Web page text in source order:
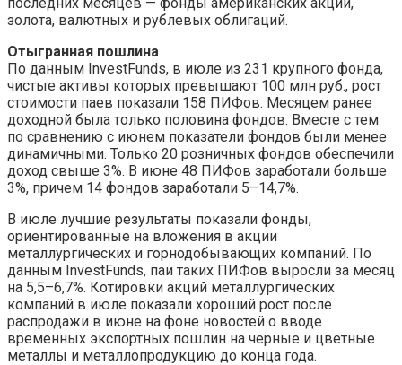
золота, валютных и рублевых облигаций.
Отыгранная пошлина
По данным InvestFunds, в июле из 231 крупного фонда,
чистые активы которых превышают 100 млн руб., рост
стоимости паев показали 158 ПИФов. Месяцем ранее
доходной была только половина фондов. Вместе с тем
по сравнению с июнем показатели фондов были менее
динамичными. Только 20 розничных фондов обеспечили
доход свыше 3%. В июне 48 ПИФов заработали больше
3%, причем 14 фондов заработали 5–14,7%.
В июле лучшие результаты показали фонды,
ориентированные на вложения в акции
металлургических и горнодобывающих компаний. По
данным InvestFunds, паи таких ПИФов выросли за месяц
на 5,5–6,7%. Котировки акций металлургических
компаний в июле показали хороший рост после
распродажи в июне на фоне новостей о вводе
временных экспортных пошлин на черные и цветные
металлы и металлопродукцию до конца года.